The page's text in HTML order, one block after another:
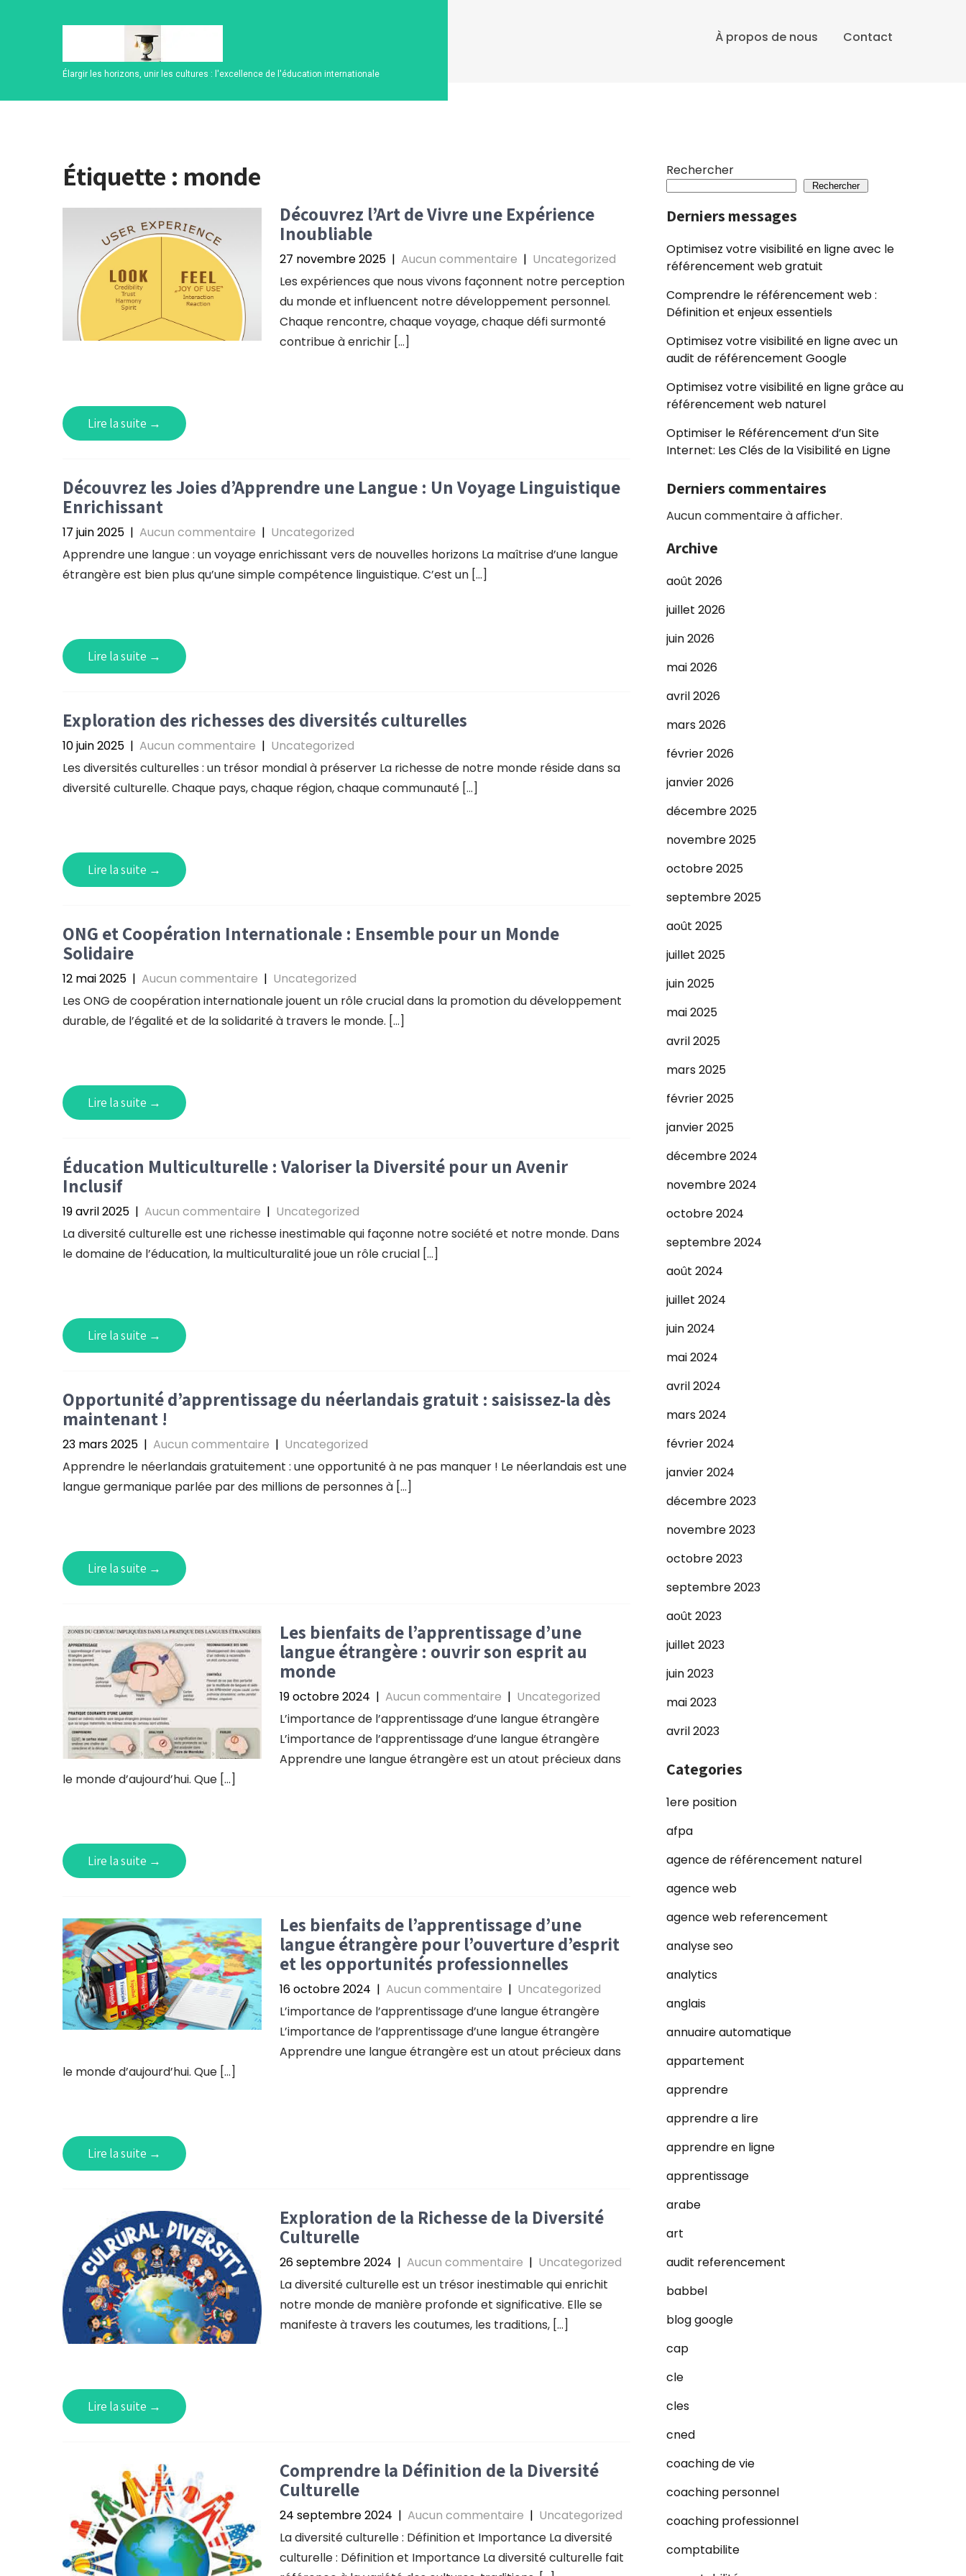
Élargir les horizons, unir les cultures : l'excellence de l'éducation internationale
À propos de nous Contact
Étiquette : monde
Découvrez l’Art de Vivre une Expérience
Inoubliable
27 novembre 2025 | Aucun commentaire | Uncategorized
Les expériences que nous vivons façonnent notre perception
du monde et influencent notre développement personnel.
Chaque rencontre, chaque voyage, chaque défi surmonté
contribue à enrichir […]
Lire la suite →
Découvrez les Joies d’Apprendre une Langue : Un Voyage Linguistique
Enrichissant
17 juin 2025 | Aucun commentaire | Uncategorized
Apprendre une langue : un voyage enrichissant vers de nouvelles horizons La maîtrise d’une langue
étrangère est bien plus qu’une simple compétence linguistique. C’est un […]
Lire la suite →
Exploration des richesses des diversités culturelles
10 juin 2025 | Aucun commentaire | Uncategorized
Les diversités culturelles : un trésor mondial à préserver La richesse de notre monde réside dans sa
diversité culturelle. Chaque pays, chaque région, chaque communauté […]
Lire la suite →
ONG et Coopération Internationale : Ensemble pour un Monde
Solidaire
12 mai 2025 | Aucun commentaire | Uncategorized
Les ONG de coopération internationale jouent un rôle crucial dans la promotion du développement
durable, de l’égalité et de la solidarité à travers le monde. […]
Lire la suite →
Éducation Multiculturelle : Valoriser la Diversité pour un Avenir
Inclusif
19 avril 2025 | Aucun commentaire | Uncategorized
La diversité culturelle est une richesse inestimable qui façonne notre société et notre monde. Dans
le domaine de l’éducation, la multiculturalité joue un rôle crucial […]
Lire la suite →
Opportunité d’apprentissage du néerlandais gratuit : saisissez-la dès
maintenant !
23 mars 2025 | Aucun commentaire | Uncategorized
Apprendre le néerlandais gratuitement : une opportunité à ne pas manquer ! Le néerlandais est une
langue germanique parlée par des millions de personnes à […]
Lire la suite →
Les bienfaits de l’apprentissage d’une
langue étrangère : ouvrir son esprit au
monde
19 octobre 2024 | Aucun commentaire | Uncategorized
L’importance de l’apprentissage d’une langue étrangère
L’importance de l’apprentissage d’une langue étrangère
Apprendre une langue étrangère est un atout précieux dans
le monde d’aujourd’hui. Que […]
Lire la suite →
Les bienfaits de l’apprentissage d’une
langue étrangère pour l’ouverture d’esprit
et les opportunités professionnelles
16 octobre 2024 | Aucun commentaire | Uncategorized
L’importance de l’apprentissage d’une langue étrangère
L’importance de l’apprentissage d’une langue étrangère
Apprendre une langue étrangère est un atout précieux dans
le monde d’aujourd’hui. Que […]
Lire la suite →
Exploration de la Richesse de la Diversité
Culturelle
26 septembre 2024 | Aucun commentaire | Uncategorized
La diversité culturelle est un trésor inestimable qui enrichit
notre monde de manière profonde et significative. Elle se
manifeste à travers les coutumes, les traditions, […]
Lire la suite →
Comprendre la Définition de la Diversité
Culturelle
24 septembre 2024 | Aucun commentaire | Uncategorized
La diversité culturelle : Définition et Importance La diversité
culturelle : Définition et Importance La diversité culturelle fait
Rechercher
Rechercher
Derniers messages
Optimisez votre visibilité en ligne avec le
référencement web gratuit
Comprendre le référencement web :
Définition et enjeux essentiels
Optimisez votre visibilité en ligne avec un
audit de référencement Google
Optimisez votre visibilité en ligne grâce au
référencement web naturel
Optimiser le Référencement d’un Site
Internet: Les Clés de la Visibilité en Ligne
Derniers commentaires
Aucun commentaire à afficher.
Archive
août 2026
juillet 2026
juin 2026
mai 2026
avril 2026
mars 2026
février 2026
janvier 2026
décembre 2025
novembre 2025
octobre 2025
septembre 2025
août 2025
juillet 2025
juin 2025
mai 2025
avril 2025
mars 2025
février 2025
janvier 2025
décembre 2024
novembre 2024
octobre 2024
septembre 2024
août 2024
juillet 2024
juin 2024
mai 2024
avril 2024
mars 2024
février 2024
janvier 2024
décembre 2023
novembre 2023
octobre 2023
septembre 2023
août 2023
juillet 2023
juin 2023
mai 2023
avril 2023
Categories
1ere position
afpa
agence de référencement naturel
agence web
agence web referencement
analyse seo
analytics
anglais
annuaire automatique
appartement
apprendre
apprendre a lire
apprendre en ligne
apprentissage
arabe
art
audit referencement
babbel
blog google
cap
cle
cles
cned
coaching de vie
coaching personnel
coaching professionnel
comptabilite